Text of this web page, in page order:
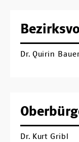
Dr. Quirin
Dr. Kurt Gribl